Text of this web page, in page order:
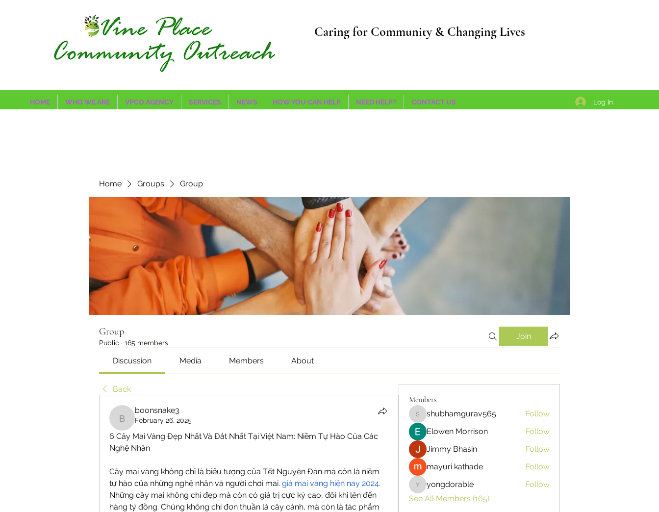
Caring for Community & Changing Lives
HOME WHO WE ARE VPCO AGENCY SERVICES NEWS HOW YOU CAN HELP NEED HELP? CONTACT US Log In
Home Groups Group
Group
Public · 165 members
Join
Discussion Media Members About
Back
boonsnake3
boonsnake3
February 26, 2025
6 Cây Mai Vàng Đẹp Nhất Và Đắt Nhất Tại Việt Nam: Niềm Tự Hào Của Các
Nghệ Nhân
Cây mai vàng không chỉ là biểu tượng của Tết Nguyên Đán mà còn là niềm
tự hào của những nghệ nhân và người chơi mai. giá mai vàng hiện nay 2024.
Những cây mai không chỉ đẹp mà còn có giá trị cực kỳ cao, đôi khi lên đến
hàng tỷ đồng. Chúng không chỉ đơn thuần là cây cảnh, mà còn là tác phẩm
Members
shubhamgurav565
shubhamgurav565
Follow
Elowen Morrison
Follow
Jimmy Bhasin
Follow
mayuri kathade
Follow
yongdorable
yongdorable
Follow
See All Members (165)